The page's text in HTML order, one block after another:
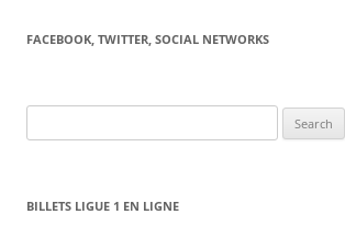
FACEBOOK, TWITTER, SOCIAL NETWORKS
for:
BILLETS LIGUE 1 EN LIGNE